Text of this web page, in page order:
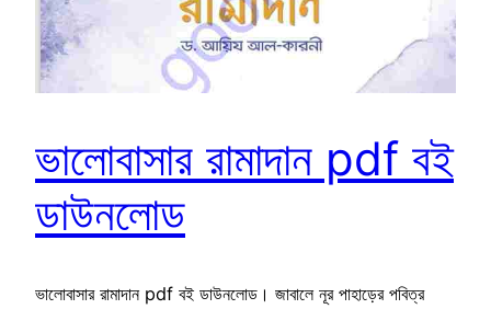
ভালোবাসার রামাদান pdf বই
ডাউনলোড
ভালোবাসার রামাদান pdf বই ডাউনলোড। জাবালে নূর পাহাড়ের পবিত্র